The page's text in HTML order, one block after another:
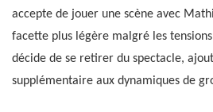
accepte de jouer une scène avec
facette plus légère malgré les
décide de se retirer du spectacle,
supplémentaire aux dynamiques de